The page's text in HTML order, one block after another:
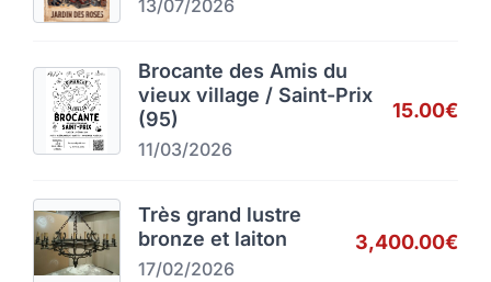
13/07/2026
Brocante des Amis du
vieux village / Saint-Prix
(95)
11/03/2026
15.00€
Très grand lustre
bronze et laiton
17/02/2026
3,400.00€